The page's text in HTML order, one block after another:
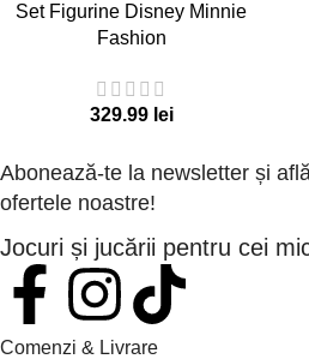
Set Figurine Disney Minnie
Fashion
lei
Abonează-te la newsletter și
ofertele noastre!
Jocuri și jucării pentru cei
Comenzi & Livrare